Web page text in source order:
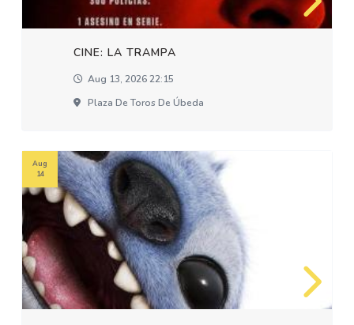
CINE: LA TRAMPA
Aug 13, 2026 22:15
Plaza De Toros De Úbeda
Aug
14